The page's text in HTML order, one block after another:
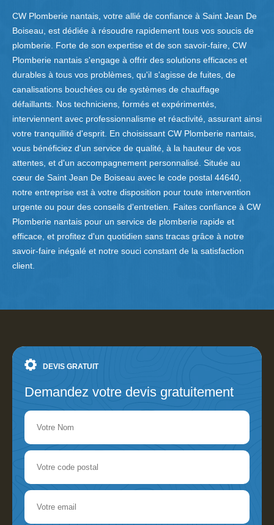
CW Plomberie nantais, votre allié de confiance à Saint Jean De
Boiseau, est dédiée à résoudre rapidement tous vos soucis de
plomberie. Forte de son expertise et de son savoir-faire, CW
Plomberie nantais s'engage à offrir des solutions efficaces et
durables à tous vos problèmes, qu'il s'agisse de fuites, de
canalisations bouchées ou de systèmes de chauffage
défaillants. Nos techniciens, formés et expérimentés,
interviennent avec professionnalisme et réactivité, assurant ainsi
votre tranquillité d'esprit. En choisissant CW Plomberie nantais,
vous bénéficiez d'un service de qualité, à la hauteur de vos
attentes, et d'un accompagnement personnalisé. Située au
cœur de Saint Jean De Boiseau avec le code postal 44640,
notre entreprise est à votre disposition pour toute intervention
urgente ou pour des conseils d'entretien. Faites confiance à CW
Plomberie nantais pour un service de plomberie rapide et
efficace, et profitez d'un quotidien sans tracas grâce à notre
savoir-faire inégalé et notre souci constant de la satisfaction
client.
DEVIS GRATUIT
Demandez votre devis gratuitement